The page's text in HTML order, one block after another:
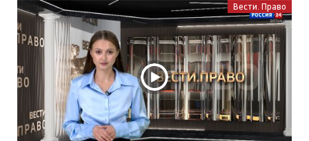
Вести. Право